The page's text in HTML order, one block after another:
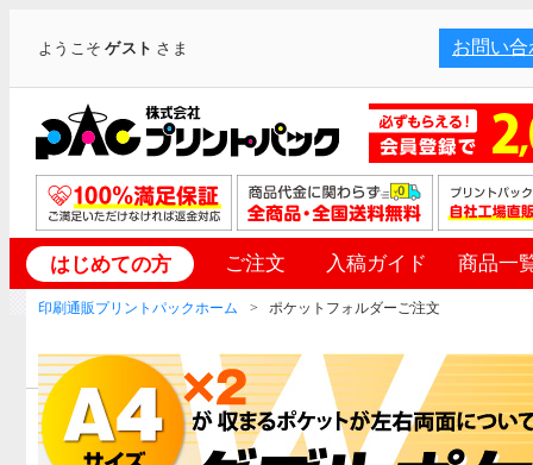
ようこそゲスト さま お問い合
はじめての方 ご注文 入稿ガイド 商品一
印刷通販プリントパックホーム ポケットフォルダーご注文